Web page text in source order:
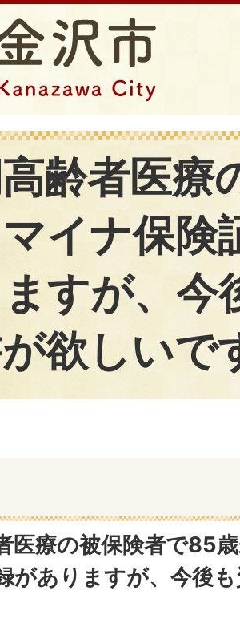
齢者医療
イナ保険
すが、今
欲しいで
医療の被保険者で85
がありますが、今後